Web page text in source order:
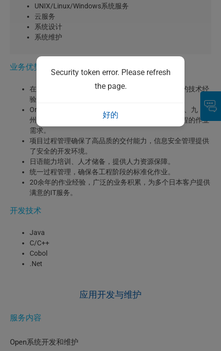
UNIX/Linux/Windows系统服务
云服务
系统设计
系统维护
业务优势
在应用领域、嵌入式领域、移动应用领域拥有丰富的技术经
验
Onsite+Offshore合作模式，在东京、大阪、名古屋、九
州、北海道等地直接对应，满足上游工程及下游工程的作业
需求。
项目过程管理确保了高品质的交付能力，信息安全管理提供
了安全的开发环境。
日语能力培训、人才储备，提供人力资源保障。
统一过程管理，确保各工程阶段的标准化作业。
20余年的作业经验，广泛的业务积累，为多个日本客户提供
满意的IT服务。
开发技术
Java
C/C++
Cobol
.Net
应用开发与维护
服务内容
Open系统开发和维护
Security token error. Please refresh
the page.
好的